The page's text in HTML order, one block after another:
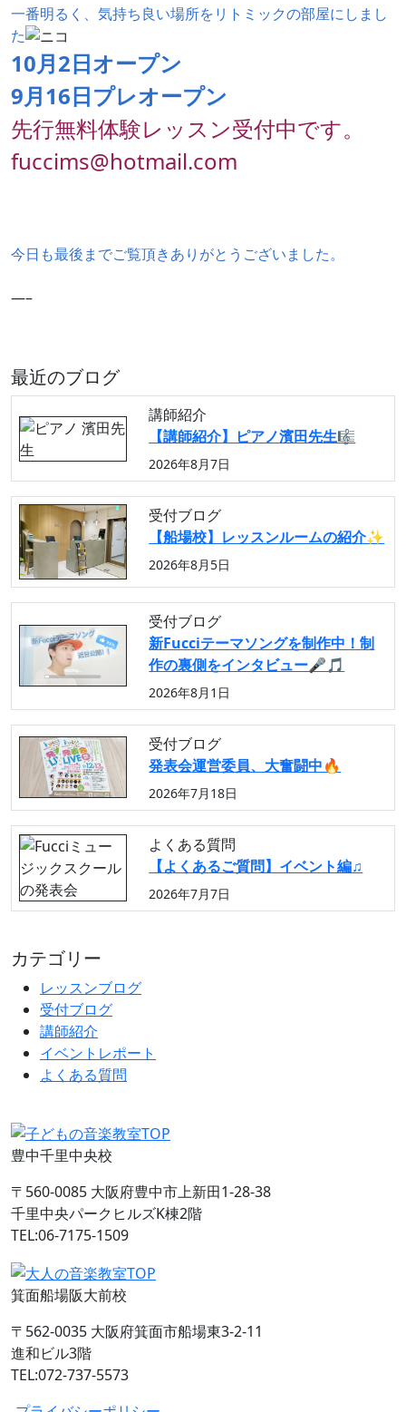
一番明るく、気持ち良い場所をリトミックの部屋にしまし
た
10月2日オープン
9月16日プレオープン
先行無料体験レッスン受付中です。
fuccims@hotmail.com
今日も最後までご覧頂きありがとうございました。
—–
最近のブログ
講師紹介
【講師紹介】ピアノ濱田先生🎼
2026年8月7日
受付ブログ
【船場校】レッスンルームの紹介✨
2026年8月5日
受付ブログ
新Fucciテーマソングを制作中！制
作の裏側をインタビュー🎤🎵
2026年8月1日
受付ブログ
発表会運営委員、大奮闘中🔥
2026年7月18日
よくある質問
【よくあるご質問】イベント編♫
2026年7月7日
カテゴリー
レッスンブログ
受付ブログ
講師紹介
イベントレポート
よくある質問
豊中千里中央校
〒560-0085 大阪府豊中市上新田1-28-38
千里中央パークヒルズK棟2階
TEL:06-7175-1509
箕面船場阪大前校
〒562-0035 大阪府箕面市船場東3-2-11
進和ビル3階
TEL:072-737-5573